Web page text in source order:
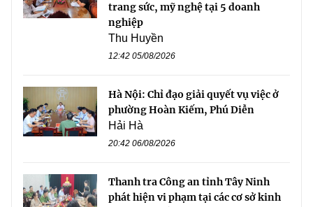
trang sức, mỹ nghệ tại 5 doanh
nghiệp
Thu Huyền
12:42 05/08/2026
Hà Nội: Chỉ đạo giải quyết vụ việc ở
phường Hoàn Kiếm, Phú Diễn
Hải Hà
20:42 06/08/2026
Thanh tra Công an tỉnh Tây Ninh
phát hiện vi phạm tại các cơ sở kinh